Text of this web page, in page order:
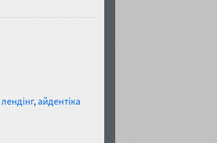
лендінг,айдентіка